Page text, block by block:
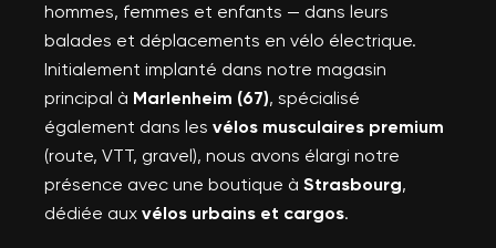
hommes, femmes et enfants — dans leurs
balades et déplacements en vélo électrique.
Initialement implanté dans notre magasin
principal à Marlenheim (67), spécialisé
également dans les vélos musculaires premium
(route, VTT, gravel), nous avons élargi notre
présence avec une boutique à Strasbourg,
dédiée aux vélos urbains et cargos.